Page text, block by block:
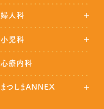
婦人科
小児科
心療内科
まつしまANNEX